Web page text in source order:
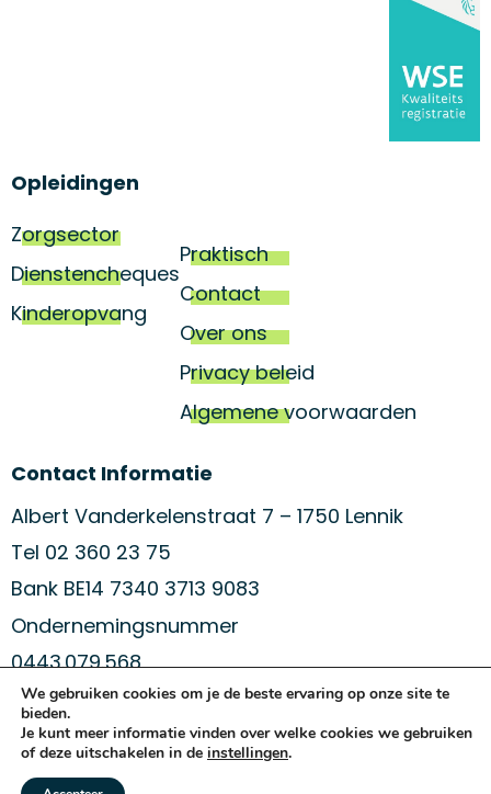
Opleidingen
Zorgsector
Dienstencheques
Kinderopvang
Praktisch
Contact
Over ons
Privacy beleid
Algemene voorwaarden
Contact Informatie
Albert Vanderkelenstraat 7 – 1750 Lennik
Tel 02 360 23 75
Bank BE14 7340 3713 9083
Ondernemingsnummer
0443.079.568
blijf op de hoogte van ons aanbod
We gebruiken cookies om je de beste ervaring op onze site te
bieden.
Je kunt meer informatie vinden over welke cookies we gebruiken
of deze uitschakelen in de instellingen.